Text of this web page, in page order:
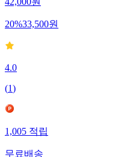
42,000원
20%33,500원
4.0
(1)
1,005적립